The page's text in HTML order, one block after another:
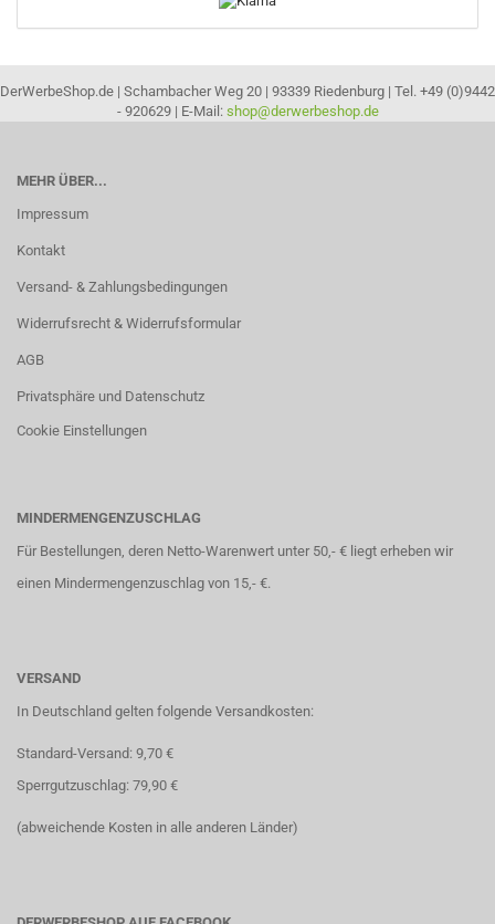
DerWerbeShop.de | Schambacher Weg 20 | 93339 Riedenburg | Tel. +49 (0)9442
- 920629 | E-Mail: shop@derwerbeshop.de
MEHR ÜBER...
Impressum
Kontakt
Versand- & Zahlungsbedingungen
Widerrufsrecht & Widerrufsformular
AGB
Privatsphäre und Datenschutz
Cookie Einstellungen
MINDERMENGENZUSCHLAG
Für Bestellungen, deren Netto-Warenwert unter 50,- € liegt erheben wir
einen Mindermengenzuschlag von 15,- €.
VERSAND
In Deutschland gelten folgende Versandkosten:
Standard-Versand: 9,70 €
Sperrgutzuschlag: 79,90 €
(abweichende Kosten in alle anderen Länder)